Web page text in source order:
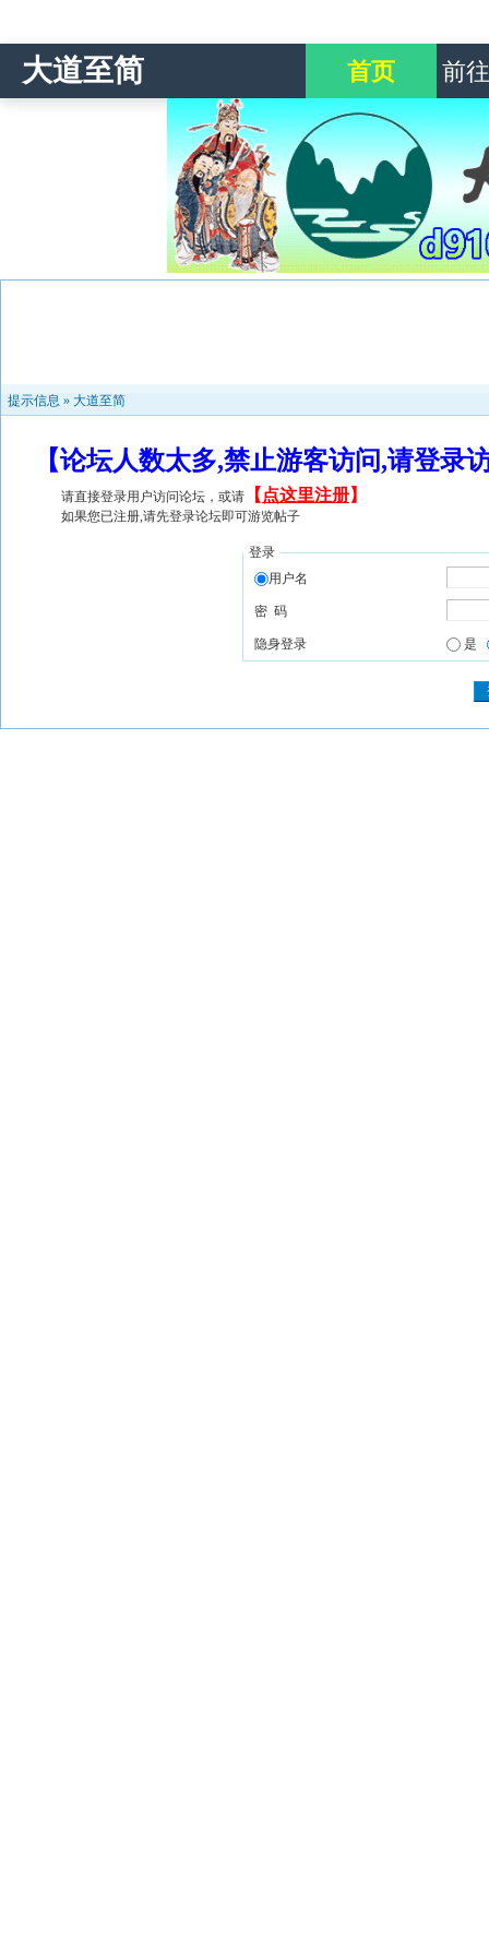
大道至简 首页 前
提示信息 » 大道至简
【论坛人数太多,禁止游客访问,请登
请直接登录用户访问论坛，或请 【 点这里注册】
如果您已注册,请先登录论坛即可游览帖子
登录
用户名
密 码
隐身登录 是